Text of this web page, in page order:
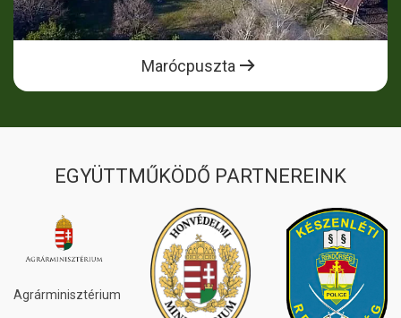
Marócpuszta
EGYÜTTMŰKÖDŐ PARTNEREINK
Agrárminisztérium